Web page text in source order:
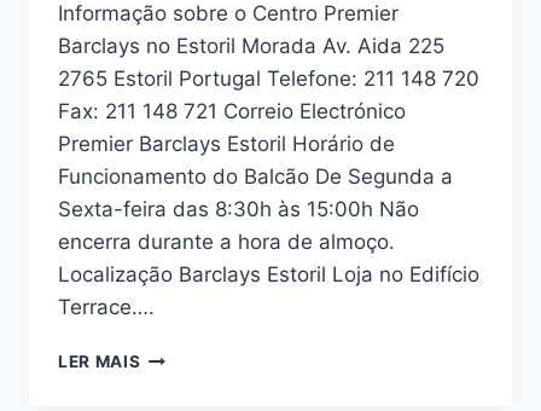
Informação sobre o Centro Premier
Barclays no Estoril Morada Av. Aida 225
2765 Estoril Portugal Telefone: 211 148 720
Fax: 211 148 721 Correio Electrónico
Premier Barclays Estoril Horário de
Funcionamento do Balcão De Segunda a
Sexta-feira das 8:30h às 15:00h Não
encerra durante a hora de almoço.
Localização Barclays Estoril Loja no Edifício
Terrace….
LER MAIS CENTRO